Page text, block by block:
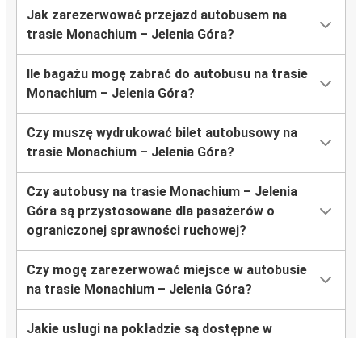
Jak zarezerwować przejazd autobusem na
trasie Monachium – Jelenia Góra?
Ile bagażu mogę zabrać do autobusu na trasie
Monachium – Jelenia Góra?
Czy muszę wydrukować bilet autobusowy na
trasie Monachium – Jelenia Góra?
Czy autobusy na trasie Monachium – Jelenia
Góra są przystosowane dla pasażerów o
ograniczonej sprawności ruchowej?
Czy mogę zarezerwować miejsce w autobusie
na trasie Monachium – Jelenia Góra?
Jakie usługi na pokładzie są dostępne w